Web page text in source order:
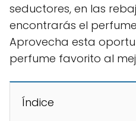
seductores, en las
encontrarás el
Aprovecha esta
perfume favorito al
Índice